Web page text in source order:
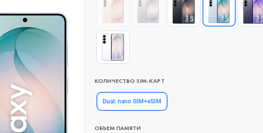
КОЛИЧЕСТВО SIM-КАРТ
Dual: nano SIM+eSIM
ОБЪЕМ ПАМЯТИ